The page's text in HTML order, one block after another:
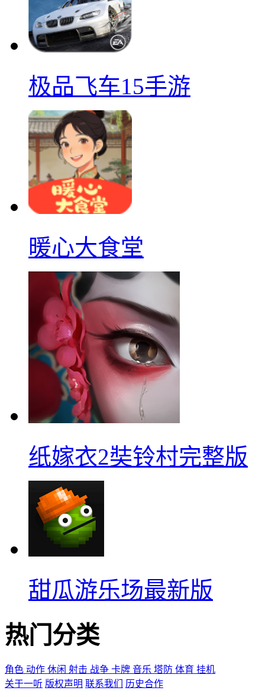
极品飞车15手游
暖心大食堂
纸嫁衣2奘铃村完整版
甜瓜游乐场最新版
热门分类
角色 动作 休闲 射击 战争 卡牌 音乐 塔防 体育 挂机
关于一听 版权声明 联系我们 历史合作